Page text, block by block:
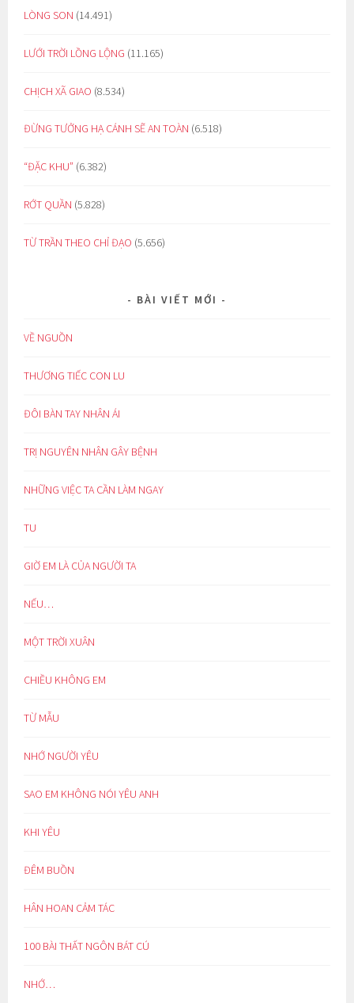
LÒNG SON (14.491)
LƯỚI TRỜI LỒNG LỘNG (11.165)
CHỊCH XÃ GIAO (8.534)
ĐỪNG TƯỞNG HẠ CÁNH SẼ AN TOÀN (6.518)
“ĐẶC KHU” (6.382)
RỚT QUẦN (5.828)
TỪ TRẦN THEO CHỈ ĐẠO (5.656)
BÀI VIẾT MỚI
VỀ NGUỒN
THƯƠNG TIẾC CON LU
ĐÔI BÀN TAY NHÂN ÁI
TRỊ NGUYÊN NHÂN GÂY BỆNH
NHỮNG VIỆC TA CẦN LÀM NGAY
TU
GIỜ EM LÀ CỦA NGƯỜI TA
NẾU…
MỘT TRỜI XUÂN
CHIỀU KHÔNG EM
TỪ MẪU
NHỚ NGƯỜI YÊU
SAO EM KHÔNG NÓI YÊU ANH
KHI YÊU
ĐÊM BUỒN
HÂN HOAN CẢM TÁC
100 BÀI THẤT NGÔN BÁT CÚ
NHỚ…